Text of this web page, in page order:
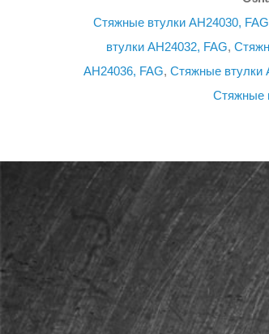
Стяжные втулки AH24030, FAG
втулки AH24032, FAG,
AH24036, FAG, Стяжные втулки
Стяжные